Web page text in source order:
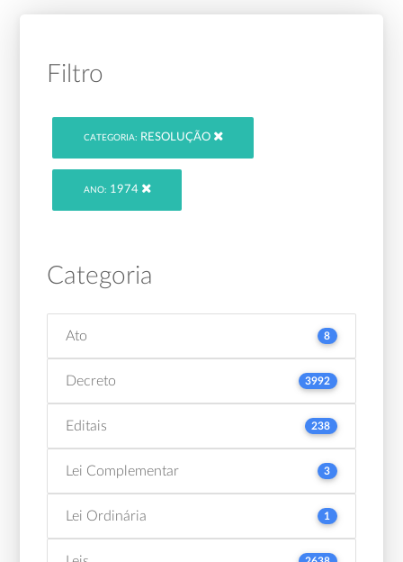
Filtro
CATEGORIA: RESOLUÇÃO
ANO: 1974
Categoria
Ato 8
Decreto 3992
Editais 238
Lei Complementar 3
Lei Ordinária 1